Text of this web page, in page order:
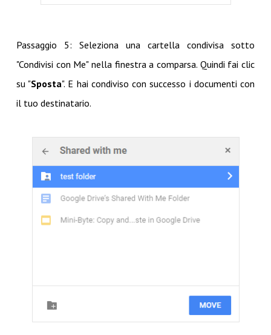
Passaggio 5: Seleziona una cartella condivisa sotto
"Condivisi con Me" nella finestra a comparsa. Quindi fai clic
su "Sposta". E hai condiviso con successo i documenti con
il tuo destinatario.